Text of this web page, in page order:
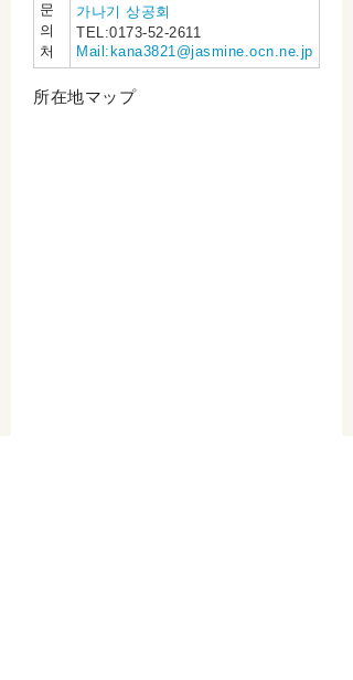
문
의
처
가나기 상공회
TEL:0173-52-2611
Mail:kana3821@jasmine.ocn.ne.jp
所在地マップ